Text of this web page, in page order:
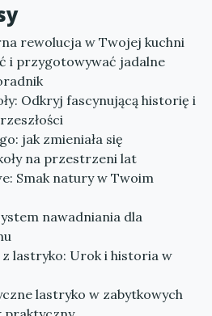
rewolucja w Twojej kuchni
i przygotowywać jadalne
Odkryj fascynującą historię i
jak zmieniała się
na przestrzeni lat
Smak natury w Twoim
nawadniania dla
z lastryko: Urok i historia w
lastryko w zabytkowych